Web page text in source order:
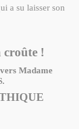
a su laisser son
croûte !
Madame